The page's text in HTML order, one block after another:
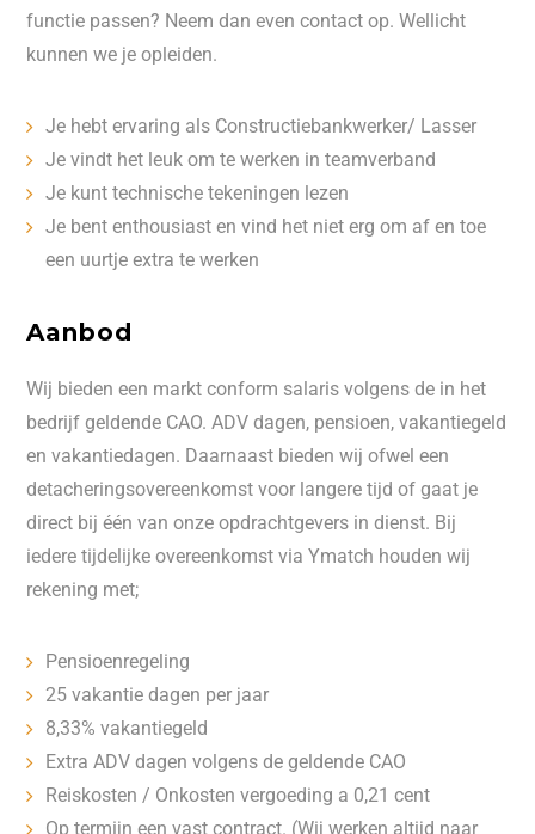
functie passen? Neem dan even contact op. Wellicht
kunnen we je opleiden.
Je hebt ervaring als Constructiebankwerker/ Lasser
Je vindt het leuk om te werken in teamverband
Je kunt technische tekeningen lezen
Je bent enthousiast en vind het niet erg om af en toe
een uurtje extra te werken
Aanbod
Wij bieden een markt conform salaris volgens de in het
bedrijf geldende CAO. ADV dagen, pensioen, vakantiegeld
en vakantiedagen. Daarnaast bieden wij ofwel een
detacheringsovereenkomst voor langere tijd of gaat je
direct bij één van onze opdrachtgevers in dienst. Bij
iedere tijdelijke overeenkomst via Ymatch houden wij
rekening met;
Pensioenregeling
25 vakantie dagen per jaar
8,33% vakantiegeld
Extra ADV dagen volgens de geldende CAO
Reiskosten / Onkosten vergoeding a 0,21 cent
Op termijn een vast contract. (Wij werken altijd naar